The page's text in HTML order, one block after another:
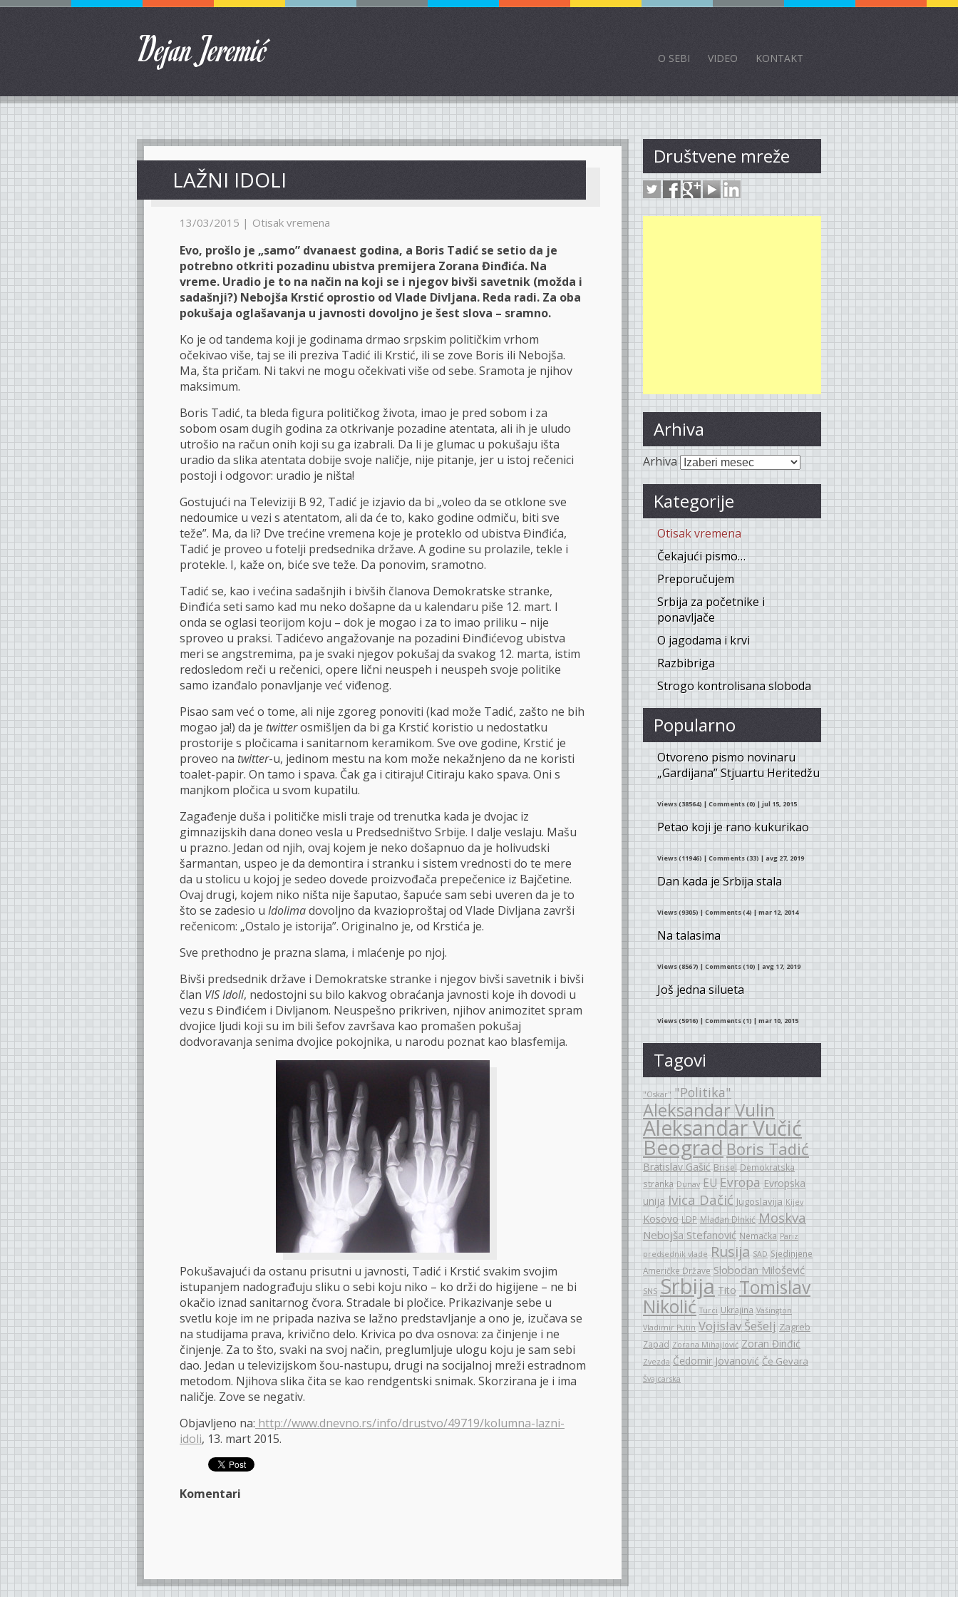
Dejan Jeremić O SEBI VIDEO KONTAKT
LAŽNI IDOLI
13/03/2015 | Otisak vremena
Evo, prošlo je „samo” dvanaest godina, a Boris Tadić se setio da je
potrebno otkriti pozadinu ubistva premijera Zorana Đinđića. Na
vreme. Uradio je to na način na koji se i njegov bivši savetnik (možda i
sadašnji?) Nebojša Krstić oprostio od Vlade Divljana. Reda radi. Za oba
pokušaja oglašavanja u javnosti dovoljno je šest slova ­– sramno.
Ko je od tandema koji je godinama drmao srpskim političkim vrhom
očekivao više, taj se ili preziva Tadić ili Krstić, ili se zove Boris ili Nebojša.
Ma, šta pričam. Ni takvi ne mogu očekivati više od sebe. Sramota je njihov
maksimum.
Boris Tadić, ta bleda figura političkog života, imao je pred sobom i za
sobom osam dugih godina za otkrivanje pozadine atentata, ali ih je uludo
utrošio na račun onih koji su ga izabrali. Da li je glumac u pokušaju išta
uradio da slika atentata dobije svoje naličje, nije pitanje, jer u istoj rečenici
postoji i odgovor: uradio je ništa!
Gostujući na Televiziji B 92, Tadić je izjavio da bi „voleo da se otklone sve
nedoumice u vezi s atentatom, ali da će to, kako godine odmiču, biti sve
teže”. Ma, da li? Dve trećine vremena koje je proteklo od ubistva Đinđića,
Tadić je proveo u fotelji predsednika države. A godine su prolazile, tekle i
protekle. I, kaže on, biće sve teže. Da ponovim, sramotno.
Tadić se, kao i većina sadašnjih i bivših članova Demokratske stranke,
Đinđića seti samo kad mu neko došapne da u kalendaru piše 12. mart. I
onda se oglasi teorijom koju – dok je mogao i za to imao priliku – nije
sproveo u praksi. Tadićevo angažovanje na pozadini Đinđićevog ubistva
meri se angstremima, pa je svaki njegov pokušaj da svakog 12. marta, istim
redosledom reči u rečenici, opere lični neuspeh i neuspeh svoje politike
samo izanđalo ponavljanje već viđenog.
Pisao sam već o tome, ali nije zgoreg ponoviti (kad može Tadić, zašto ne bih
mogao ja!) da je twitterosmišljen da bi ga Krstić koristio u nedostatku
prostorije s pločicama i sanitarnom keramikom. Sve ove godine, Krstić je
proveo na twitter-u, jedinom mestu na kom može nekažnjeno da ne koristi
toalet-papir. On tamo i spava. Čak ga i citiraju! Citiraju kako spava. Oni s
manjkom pločica u svom kupatilu.
Zagađenje duša i političke misli traje od trenutka kada je dvojac iz
gimnazijskih dana doneo vesla u Predsedništvo Srbije. I dalje veslaju. Mašu
u prazno. Jedan od njih, ovaj kojem je neko došapnuo da je holivudski
šarmantan, uspeo je da demontira i stranku i sistem vrednosti do te mere
da u stolicu u kojoj je sedeo dovede proizvođača prepečenice iz Bajčetine.
Ovaj drugi, kojem niko ništa nije šaputao, šapuće sam sebi uveren da je to
što se zadesio u Idolimadovoljno da kvazioproštaj od Vlade Divljana završi
rečenicom: „Ostalo je istorija”. Originalno je, od Krstića je.
Sve prethodno je prazna slama, i mlaćenje po njoj.
Bivši predsednik države i Demokratske stranke i njegov bivši savetnik i bivši
član VIS Idoli, nedostojni su bilo kakvog obraćanja javnosti koje ih dovodi u
vezu s Đinđićem i Divljanom. Neuspešno prikriven, njihov animozitet spram
dvojice ljudi koji su im bili šefov završava kao promašen pokušaj
dodvoravanja senima dvojice pokojnika, u narodu poznat kao blasfemija.
Pokušavajući da ostanu prisutni u javnosti, Tadić i Krstić svakim svojim
istupanjem nadograđuju sliku o sebi koju niko – ko drži do higijene – ne bi
okačio iznad sanitarnog čvora. Stradale bi pločice. Prikazivanje sebe u
svetlu koje im ne pripada naziva se lažno predstavljanje a ono je, izučava se
na studijama prava, krivično delo. Krivica po dva osnova: za činjenje i ne
činjenje. Za to što, svaki na svoj način, preglumljuje ulogu koju je sam sebi
dao. Jedan u televizijskom šou-nastupu, drugi na socijalnoj mreži estradnom
metodom. Njihova slika čita se kao rendgentski snimak. Skorzirana je i ima
naličje. Zove se negativ.
Objavljeno na: http://www.dnevno.rs/info/drustvo/49719/kolumna-lazni-
idoli, 13. mart 2015.
Komentari
Društvene mreže
Arhiva
Arhiva
Kategorije
Otisak vremena
Čekajući pismo…
Preporučujem
Srbija za početnike i
ponavljače
O jagodama i krvi
Razbibriga
Strogo kontrolisana sloboda
Popularno
Otvoreno pismo novinaru
„Gardijana” Stjuartu Heritedžu
Views (38564)|Comments (0)| jul 15, 2015
Petao koji je rano kukurikao
Views (11946)|Comments (33)| avg 27, 2019
Dan kada je Srbija stala
Views (9305)|Comments (4)| mar 12, 2014
Na talasima
Views (8567) | Comments (10) | avg 17, 2019
Još jedna silueta
Views (5916)|Comments (1)| mar 10, 2015
Tagovi
"Oskar" "Politika"
Aleksandar Vulin
Aleksandar Vučić
BeogradBoris Tadić
Bratislav Gašić Brisel Demokratska
stranka Dunav EU Evropa Evropska
unija Ivica Dačić Jugoslavija Kijev
Kosovo LDP Mlađan DInkić Moskva
Nebojša Stefanović Nemačka Pariz
predsednik vlade Rusija SAD Sjedinjene
Američke Države Slobodan Milošević
SNS Srbija Tito Tomislav
Nikolić Turci Ukrajina Vašington
Vladimir Putin Vojislav Šešelj Zagreb
Zapad Zorana Mihajlović Zoran Đinđić
Zvezda Čedomir Jovanović Če Gevara
Švajcarska